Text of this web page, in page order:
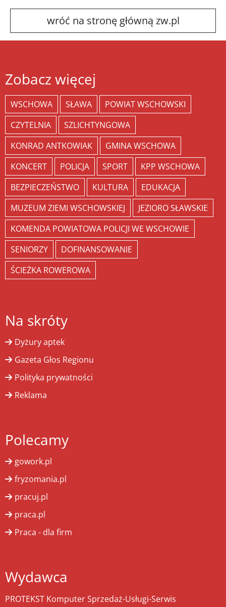
wróć na stronę główną zw.pl
Zobacz więcej
WSCHOWA SŁAWA
POWIAT WSCHOWSKI
CZYTELNIA
SZLICHTYNGOWA
KONRAD ANTKOWIAK
GMINA WSCHOWA
KONCERT
POLICJA SPORT
KPP WSCHOWA
BEZPIECZEŃSTWO
KULTURA
EDUKACJA
MUZEUM ZIEMI WSCHOWSKIEJ
JEZIORO SŁAWSKIE
KOMENDA POWIATOWA POLICJI WE WSCHOWIE
SENIORZY
DOFINANSOWANIE
ŚCIEŻKA ROWEROWA
Na skróty
Dyżury aptek
Gazeta Głos Regionu
Polityka prywatności
Reklama
Polecamy
gowork.pl
fryzomania.pl
pracuj.pl
praca.pl
Praca - dla firm
Wydawca
PROTEKST Komputer Sprzedaż-Usługi-Serwis